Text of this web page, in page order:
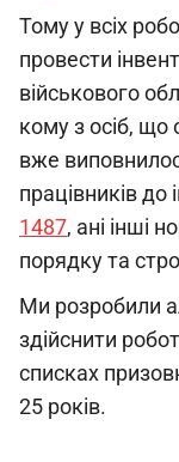
Тому у всіх
провести
військового
кому з осіб, що
вже
працівників до
1487, ані інші
порядку та
Ми розробили
здійснити
списках
25 років.